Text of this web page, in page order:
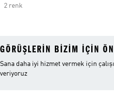
2 renk
GÖRÜŞLERIN BIZIM IÇIN
Sana daha iyi hizmet vermek için
veriyoruz